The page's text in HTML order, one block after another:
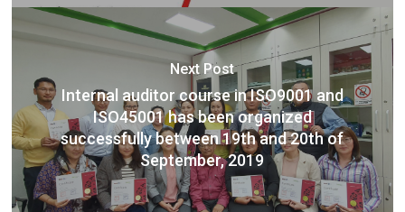
Next Post
Internal auditor course in ISO9001 and
ISO45001 has been organized
successfully between 19th and 20th of
September, 2019